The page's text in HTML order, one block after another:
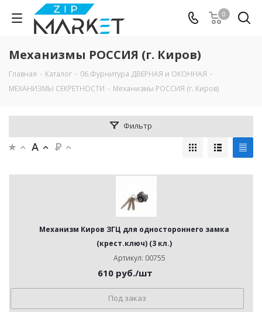
0
Механизмы РОССИЯ (г. Киров)
Главная - Каталог - 06.Фурнитура ДВЕРНАЯ и ОКОННАЯ -
МЕХАНИЗМЫ СЕКРЕТНОСТИ - Механизмы РОССИЯ (г. Киров)
Фильтр
Механизм Киров ЗГЦ для одностороннего замка
(крест.ключ) (3 кл.)
Артикул: 00755
610 руб./шт
Под заказ